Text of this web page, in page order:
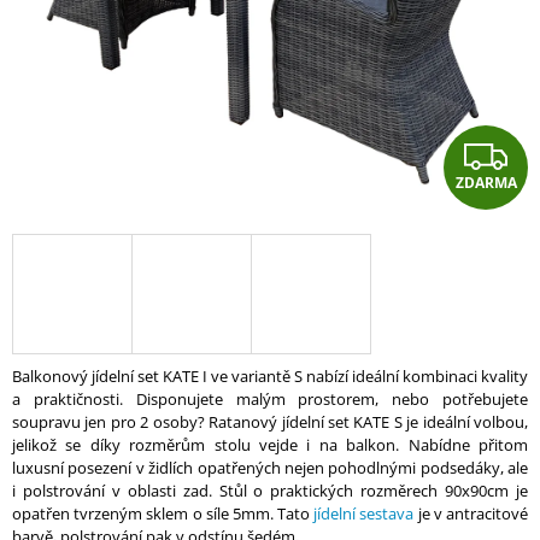
Z
D
A
ZDARMA
Balkonový jídelní set KATE I ve variantě S nabízí ideální kombinaci kvality
a praktičnosti. Disponujete malým prostorem, nebo potřebujete
soupravu jen pro 2 osoby? Ratanový jídelní set KATE S je ideální volbou,
jelikož se díky rozměrům stolu vejde i na balkon. Nabídne přitom
luxusní posezení v židlích opatřených nejen pohodlnými podsedáky, ale
i polstrování v oblasti zad. Stůl o praktických rozměrech 90x90cm je
opatřen tvrzeným sklem o síle 5mm. Tato jídelní sestava je v antracitové
D
O
P
O
R
U
Č